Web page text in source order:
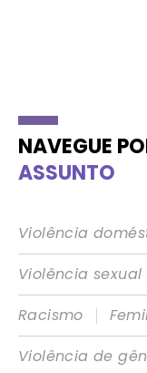
NAVEGUE
ASSUNTO
Violência
Violência sexual
Racismo
|
Violência de